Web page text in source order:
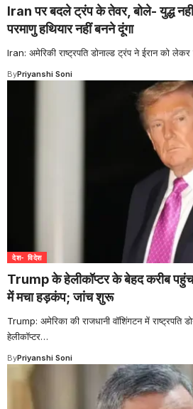
Iran पर बदले ट्रंप के तेवर, बोले- युद्ध
परमाणु हथियार नहीं बनने दूंगा
Iran: अमेरिकी राष्ट्रपति डोनाल्ड ट्रंप ने ईरान को लेकर
ByPriyanshi Soni
देश- विदेश
Trump के हेलीकॉप्टर के बेहद करीब
में मचा हड़कंप; जांच शुरू
Trump: अमेरिका की राजधानी वॉशिंगटन में राष्ट्रपति
हेलीकॉप्टर…
ByPriyanshi Soni